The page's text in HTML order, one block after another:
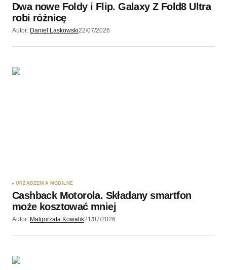
Dwa nowe Foldy i Flip. Galaxy Z Fold8 Ultra
robi różnicę
Autor: Daniel Laskowski22/07/2026
URZĄDZENIA MOBILNE
Cashback Motorola. Składany smartfon
może kosztować mniej
Autor: Malgorzata Kowalik21/07/2026